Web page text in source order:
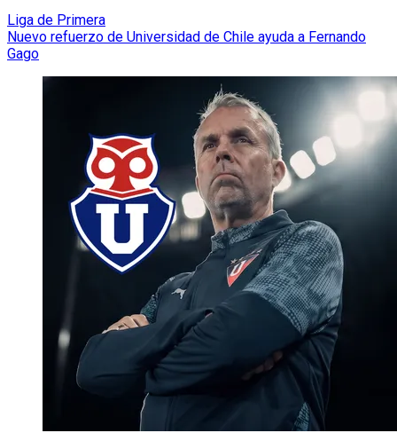
Liga de Primera
Nuevo refuerzo de Universidad de Chile ayuda a Fernando
Gago